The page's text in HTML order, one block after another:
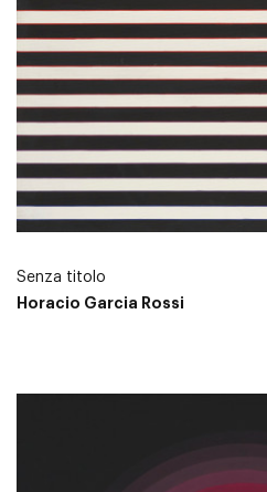
Senza titolo
Horacio Garcia Rossi